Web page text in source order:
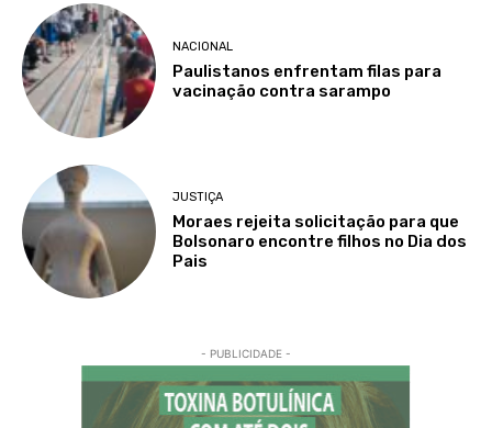
NACIONAL
Paulistanos enfrentam filas para
vacinação contra sarampo
JUSTIÇA
Moraes rejeita solicitação para que
Bolsonaro encontre filhos no Dia dos
Pais
- PUBLICIDADE -